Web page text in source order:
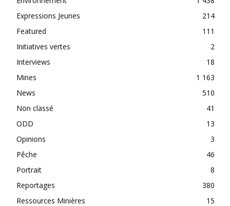
Expressions Jeunes
214
Featured
111
Initiatives vertes
2
Interviews
18
Mines
1 163
News
510
Non classé
41
ODD
13
Opinions
3
Pêche
46
Portrait
8
Reportages
380
Ressources Minières
15